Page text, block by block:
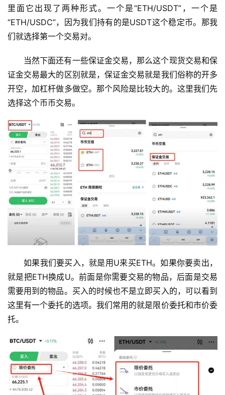
里面它出现了两种形式。一个是“ETH/USDT”，一个是
“ETH/USDC”，因为我们持有的是USDT这个稳定币。那我
们就选择第一个交易对。
当然下面还有一些保证金交易，那么这个现货交易和保
证金交易最大的区别就是，保证金交易就是我们俗称的开多
开空，加杠杆做多做空。那个风险是比较大的。这里我们先
选择这个币币交易。
如果我们要买入，就是用U来买ETH。如果你要卖出，
就是把ETH换成U。前面是你需要交易的物品，后面是交易
需要用到的物品。买入的时候也不是立即买入的，可以看到
这里有一个委托的选项。我们常用的就是限价委托和市价委
托。